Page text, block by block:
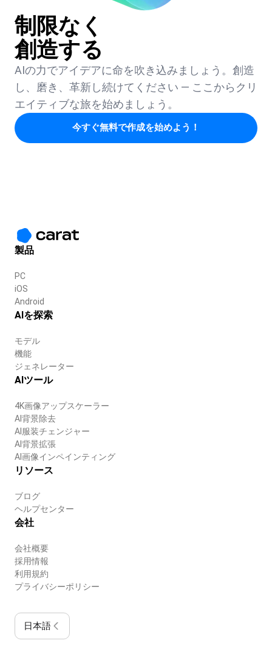
制限なく
創造する
AIの力でアイデアに命を吹き込みましょう。創造
し、磨き、革新し続けてください — ここからクリ
エイティブな旅を始めましょう。
今すぐ無料で作成を始めよう！
製品
PC
iOS
Android
AIを探索
モデル
機能
ジェネレーター
AIツール
4K画像アップスケーラー
AI背景除去
AI服装チェンジャー
AI背景拡張
AI画像インペインティング
リソース
ブログ
ヘルプセンター
会社
会社概要
採用情報
利用規約
プライバシーポリシー
日本語